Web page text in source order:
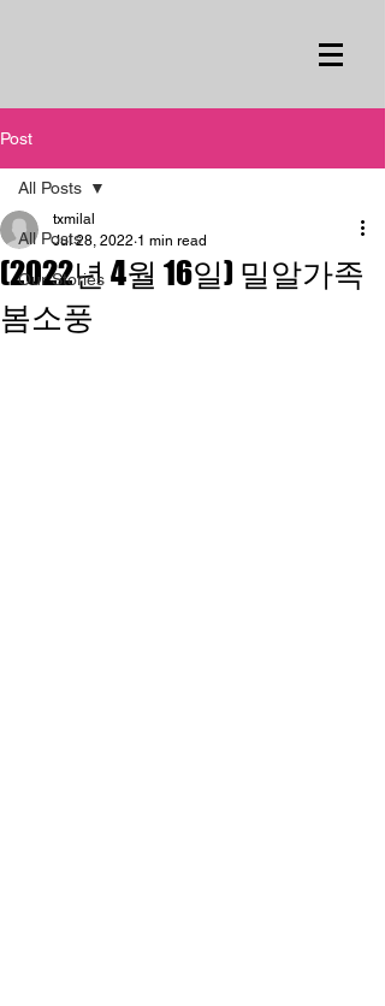
Post
All Posts
Our Stories
All Posts
(2022년 4월 16일) 밀알가족
봄소풍
txmilal
Jul 28, 2022 1 min read